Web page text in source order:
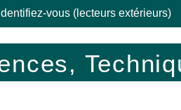
Identifiez-vous (lecteurs extérieurs)